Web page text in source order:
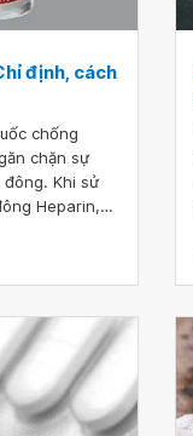
định, cách
chống
chặn sự
Khi sử
Heparin,
sĩ để tránh